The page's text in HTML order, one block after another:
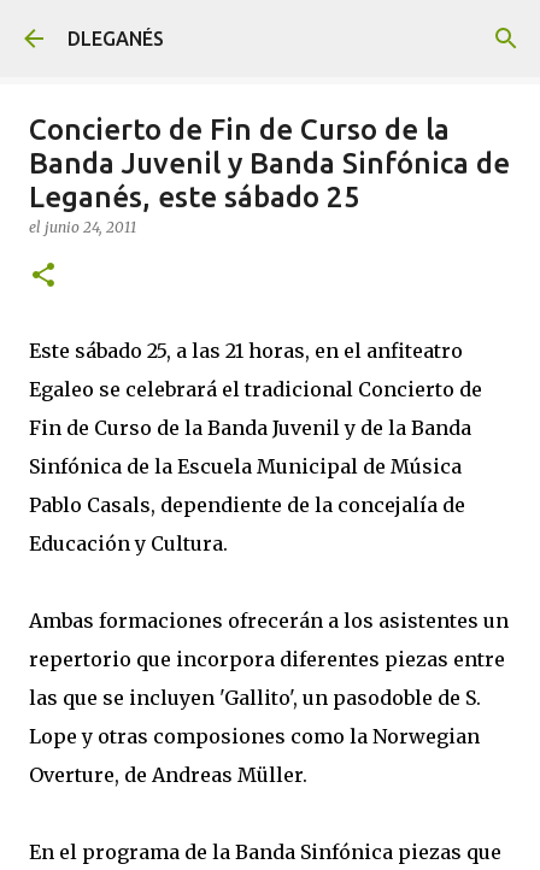
DLEGANÉS
Concierto de Fin de Curso de la
Banda Juvenil y Banda Sinfónica de
Leganés, este sábado 25
el junio 24, 2011
Este sábado 25, a las 21 horas, en el anfiteatro
Egaleo se celebrará el tradicional Concierto de
Fin de Curso de la Banda Juvenil y de la Banda
Sinfónica de la Escuela Municipal de Música
Pablo Casals, dependiente de la concejalía de
Educación y Cultura.
Ambas formaciones ofrecerán a los asistentes un
repertorio que incorpora diferentes piezas entre
las que se incluyen 'Gallito', un pasodoble de S.
Lope y otras composiones como la Norwegian
Overture, de Andreas Müller.
En el programa de la Banda Sinfónica piezas que